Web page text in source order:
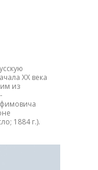
XX века
из
1884 г.).